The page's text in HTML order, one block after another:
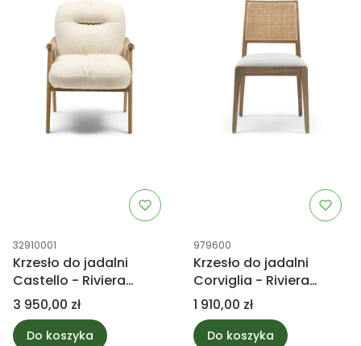
Kod produktu
32910001
Krzesło do jadalni
Castello - Riviera
Maison
Cena
3 950,00 zł
Do koszyka
Kod produktu
979600
Krzesło do jadalni
Corviglia - Riviera
Maison
Cena
1 910,00 zł
Do koszyka